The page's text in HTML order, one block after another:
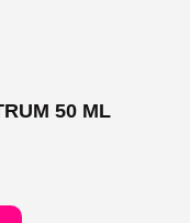
50 ML